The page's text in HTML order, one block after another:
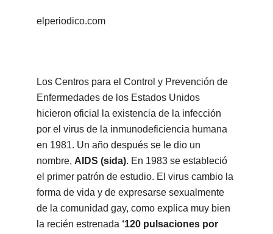
elperiodico.com
Los Centros para el Control y Prevención de
Enfermedades de los Estados Unidos
hicieron oficial la existencia de la infección
por el virus de la inmunodeficiencia humana
en 1981. Un año después se le dio un
nombre, AIDS (sida). En 1983 se estableció
el primer patrón de estudio. El virus cambio la
forma de vida y de expresarse sexualmente
de la comunidad gay, como explica muy bien
la recién estrenada ‘120 pulsaciones por